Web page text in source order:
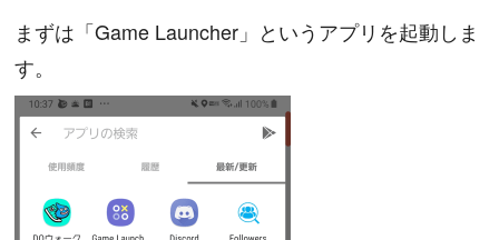
まずは「Game Launcher」というアプリを起動しま
す。